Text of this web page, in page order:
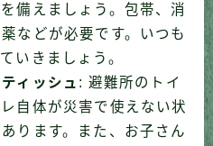
備えましょう。包帯、消
などが必要です。
いつも
いきましょう。
ィッシュ : 避難所のトイ
自体が災害で使えない状
ります。
また、お子さん